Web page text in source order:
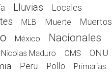
Lluvias Locales
MLB Muerte Muertos
México Nacionales
Nicolas Maduro OMS ONU
Peru Pollo
Primarias